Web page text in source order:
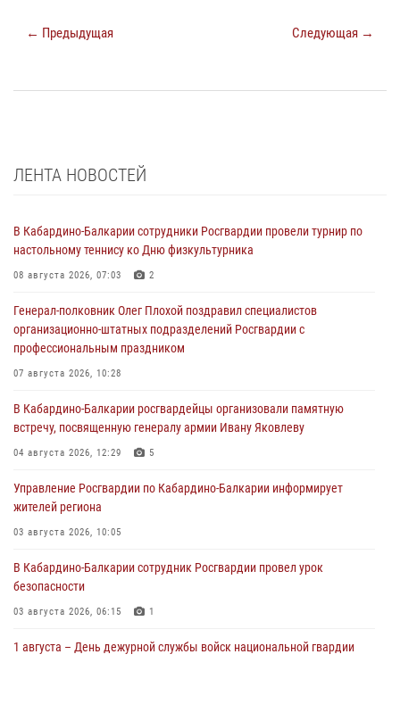
← Предыдущая Следующая →
ЛЕНТА НОВОСТЕЙ
В Кабардино-Балкарии сотрудники Росгвардии провели турнир по
настольному теннису ко Дню физкультурника
08 августа 2026, 07:03 2
Генерал-полковник Олег Плохой поздравил специалистов
организационно-штатных подразделений Росгвардии с
профессиональным праздником
07 августа 2026, 10:28
В Кабардино-Балкарии росгвардейцы организовали памятную
встречу, посвященную генералу армии Ивану Яковлеву
04 августа 2026, 12:29 5
Управление Росгвардии по Кабардино-Балкарии информирует
жителей региона
03 августа 2026, 10:05
В Кабардино‑Балкарии сотрудник Росгвардии провел урок
безопасности
03 августа 2026, 06:15 1
1 августа – День дежурной службы войск национальной гвардии